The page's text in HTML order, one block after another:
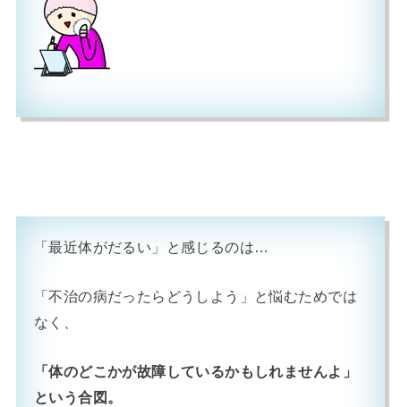
「最近体がだるい」と感じるのは…
「不治の病だったらどうしよう」と悩むためでは
なく、
「体のどこかが故障しているかもしれませんよ」
という合図。